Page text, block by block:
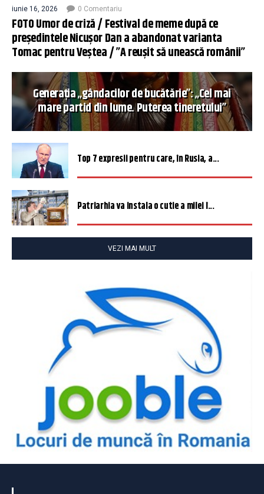
iunie 16, 2026 0 Comentariu
FOTO Umor de criză / Festival de meme după ce
președintele Nicușor Dan a abandonat varianta
Tomac pentru Veștea / ”A reușit să unească românii”
Generația „gândacilor de bucătărie”: „Cel mai
mare partid din lume. Puterea tineretului”
Top 7 expresii pentru care, în Rusia, a...
Patriarhia va instala o cutie a milei î...
VEZI MAI MULT